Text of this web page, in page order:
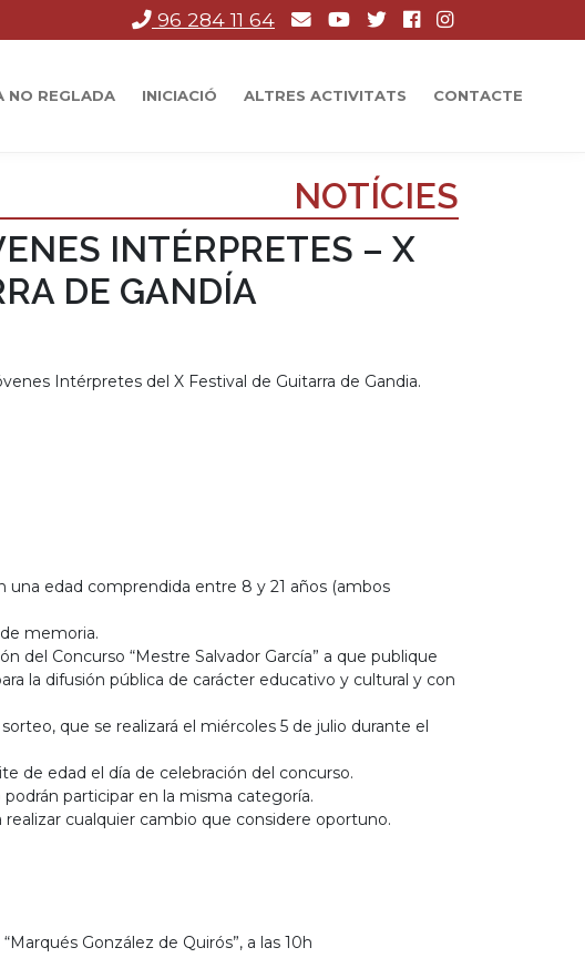
96 284 11 64
NO REGLADA INICIACIÓ ALTRES ACTIVITATS CONTACTE
NOTÍCIES
INTÉRPRETES – X
DE GANDÍA
Intérpretes del X Festival de Guitarra de Gandia.
una edad comprendida entre 8 y 21 años (ambos
memoria.
del Concurso “Mestre Salvador García” a que publique
la difusión pública de carácter educativo y cultural y con
que se realizará el miércoles 5 de julio durante el
de edad el día de celebración del concurso.
participar en la misma categoría.
cualquier cambio que considere oportuno.
González de Quirós”, a las 10h